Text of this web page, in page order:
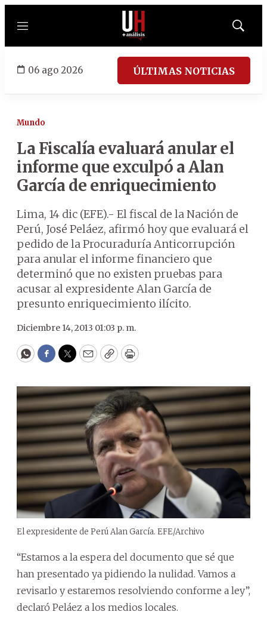
Menú
Mostrar
06 ago 2026 ÚLTIMAS NOTICIAS
Mundo
La Fiscalía evaluará anular el
informe que exculpó a Alan
García de enriquecimiento
Lima, 14 dic (EFE).- El fiscal de la Nación de
Perú, José Peláez, afirmó hoy que evaluará el
pedido de la Procuraduría Anticorrupción
para anular el informe financiero que
determinó que no existen pruebas para
acusar al expresidente Alan García de
presunto enriquecimiento ilícito.
Diciembre 14, 2013 01:03 p. m.
WhatsApp
Facebook
Twitter
EmailCopyPrint
El expresidente de Perú Alan García. EFE/Archivo
“Estamos a la espera del documento que sé que
han presentado ya pidiendo la nulidad. Vamos a
revisarlo y estaremos resolviendo conforme a ley”,
declaró Peláez a los medios locales.